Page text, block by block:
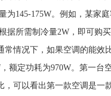
为145-175W。例如，某家
据所需制冷量2W，即可购
情况下，如果空调的能
额定功耗为970W。第一台
，可以看出第一款空调是一